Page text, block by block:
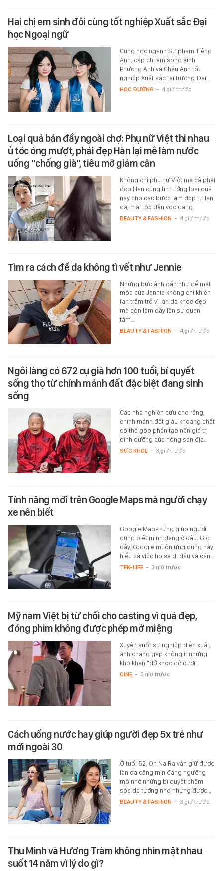
Hai chị em sinh đôi cùng tốt nghiệp Xuất sắc Đại
học Ngoại ngữ
Cùng học ngành Sư phạm Tiếng
Anh, cặp chị em song sinh
Phương Anh và Châu Anh tốt
nghiệp Xuất sắc tại trường Đại…
HỌC ĐƯỜNG - 4 giờ trước
Loại quả bán đầy ngoài chợ: Phụ nữ Việt thi nhau
ủ tóc óng mượt, phái đẹp Hàn lại mê làm nước
uống "chống già", tiêu mỡ giảm cân
Không chỉ phụ nữ Việt mà cả phái
đẹp Hàn cũng tin tưởng loại quả
này cho các bước làm đẹp từ làn
da, mái tóc đến vóc dáng.
BEAUTY & FASHION - 4 giờ trước
Tìm ra cách để da không tì vết như Jennie
Những bức ảnh gần như để mặt
mộc của Jennie không chỉ khiến
fan trầm trồ vì làn da khỏe đẹp
mà còn làm dấy lên sự quan
tâm…
BEAUTY & FASHION - 4 giờ trước
Ngôi làng có 672 cụ già hơn 100 tuổi, bí quyết
sống thọ từ chính mảnh đất đặc biệt đang sinh
sống
Các nhà nghiên cứu cho rằng,
chính mảnh đất giàu khoáng chất
có thể góp phần tạo nên giá trị
dinh dưỡng của nông sản địa…
SỨC KHỎE - 3 giờ trước
Tính năng mới trên Google Maps mà người chạy
xe nên biết
Google Maps từng giúp người
dùng biết mình đang ở đâu. Giờ
đây, Google muốn ứng dụng này
hiểu cả việc họ sẽ đi đâu và cần…
TEK-LIFE - 3 giờ trước
Mỹ nam Việt bị từ chối cho casting vì quá đẹp,
đóng phim không được phép mở miệng
Xuyên suốt sự nghiệp diễn xuất,
anh chàng gặp không ít những
khó khăn "dở khóc dở cười".
CINE - 3 giờ trước
Cách uống nước hay giúp người đẹp 5x trẻ như
mới ngoài 30
Ở tuổi 52, Oh Na Ra vẫn giữ được
làn da căng mịn đáng ngưỡng
mộ nhờ những bí quyết chăm
sóc da tưởng nhỏ nhưng được…
BEAUTY & FASHION - 3 giờ trước
Thu Minh và Hương Tràm không nhìn mặt nhau
suốt 14 năm vì lý do gì?